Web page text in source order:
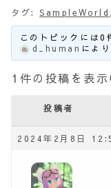
タグ:SampleWorld
このトピックには0
d_human により
1件の投稿を表
投稿者
2024年2月8日